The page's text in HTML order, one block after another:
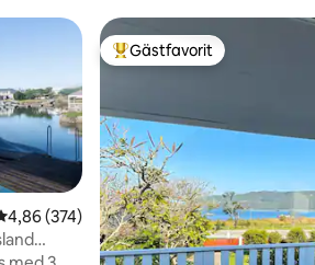
av 5 i genomsnittligt betyg, 374
4,86 (374)
Populär gästfavorit
Gästfavorit